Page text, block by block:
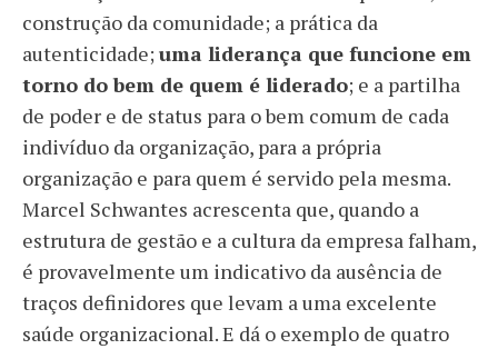
construção da comunidade; a prática da
autenticidade; uma liderança que funcione em
torno do bem de quem é liderado; e a partilha
de poder e de status para o bem comum de cada
indivíduo da organização, para a própria
organização e para quem é servido pela mesma.
Marcel Schwantes acrescenta que, quando a
estrutura de gestão e a cultura da empresa falham,
é provavelmente um indicativo da ausência de
traços definidores que levam a uma excelente
saúde organizacional. E dá o exemplo de quatro